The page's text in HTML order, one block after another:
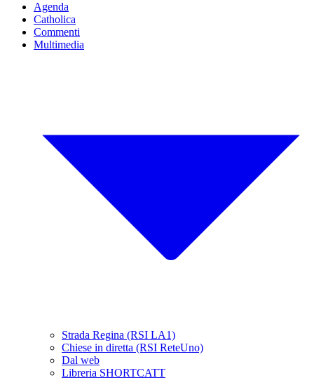
Agenda
Catholica
Commenti
Multimedia
Strada Regina (RSI LA1)
Chiese in diretta (RSI ReteUno)
Dal web
Libreria SHORTCATT